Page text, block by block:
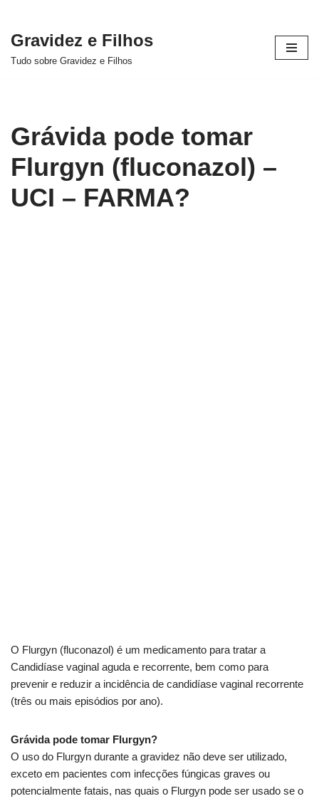
Pular
Gravidez e Filhos
Tudo sobre Gravidez e Filhos
Grávida pode tomar
Flurgyn (fluconazol) –
UCI – FARMA?
O Flurgyn (fluconazol) é um medicamento para tratar a
Candidíase vaginal aguda e recorrente, bem como para
prevenir e reduzir a incidência de candidíase vaginal recorrente
(três ou mais episódios por ano).
Grávida pode tomar Flurgyn?
O uso do Flurgyn durante a gravidez não deve ser utilizado,
exceto em pacientes com infecções fúngicas graves ou
potencialmente fatais, nas quais o Flurgyn pode ser usado se o